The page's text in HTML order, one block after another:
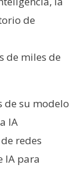
de
de miles de
de su modelo
IA
redes
IA para